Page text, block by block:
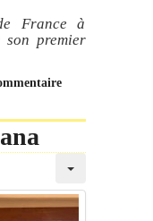
France à
premier